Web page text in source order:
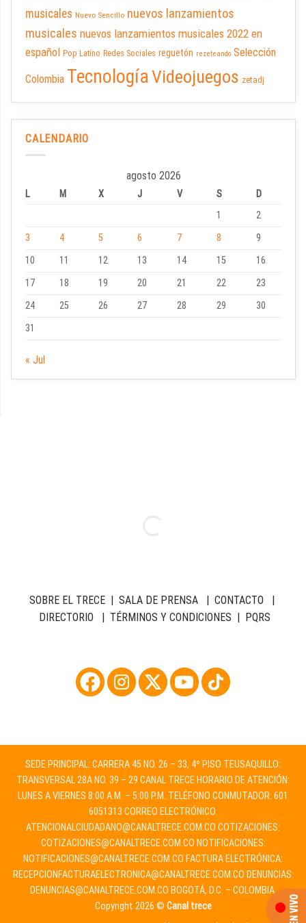
musicales Nuevo Sencillo nuevos lanzamientos
musicales nuevos lanzamientos musicales 2022 en
español Pop Latino Redes Sociales reguetón rezeteando Selección
Colombia TecnologíaVideojuegos zetadj
CALENDARIO
agosto 2026
L M X J V S
D
1
2
3
4 5 6 7 8
9
10
11 12 13 14 15
16
17
18 19 20 21 22
23
24
25 26 27 28 29
30
31
« Jul
SOBRE EL TRECE| SALA DE PRENSA| CONTACTO |
DIRECTORIO | TÉRMINOS Y CONDICIONES | PQRS
SEDE PRINCIPAL: CARRERA 45 NO. 26 – 33, 4º PISO TEUSAQUILLO:
TRANSVERSAL 28A NO. 39 – 29 CANAL TRECE HORARIO DE ATENCIÓN:
LUNES A VIERNES 8:00 A.M. – 5:00 P.M. TELÉFONO CONMUTADOR: 601
6051313 CORREO ELECTRÓNICO:
ATENCIONALCIUDADANO@CANALTRECE.COM.CO COTIZACIONES:
COTIZACIONES@CANALTRECE.COM.CO NOTIFICACIONES:
NOTIFICACIONES@CANALTRECE.COM.CO FACTURA ELECTRÓNICA:
RECEPCIONFACTURAELECTRONICA@CANALTRECE.COM.CO DENUNCIAS:
DENUNCIAS@CANALTRECE.COM.CO BOGOTÁ, D.C. – COLOMBIA.
Copyright 2026 © Canal trece